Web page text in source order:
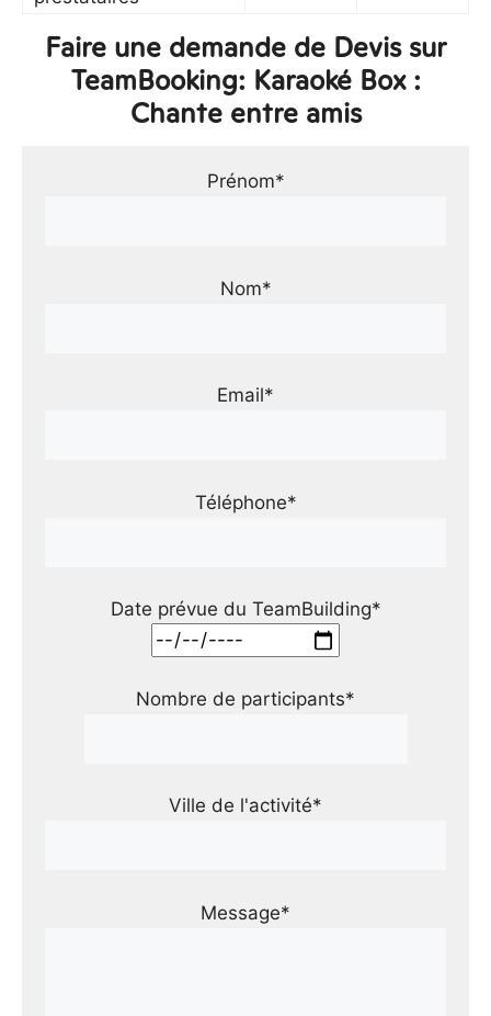
Faire une demande de Devis sur
TeamBooking: Karaoké Box :
Chante entre amis
Prénom*
Nom*
Email*
Téléphone*
Date prévue du TeamBuilding*
Nombre de participants*
Ville de l'activité*
Message*